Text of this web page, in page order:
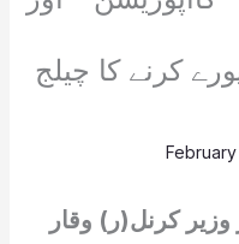
کرنل(ر) وقار